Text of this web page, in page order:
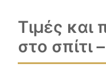
Τιμές
στο σπίτι